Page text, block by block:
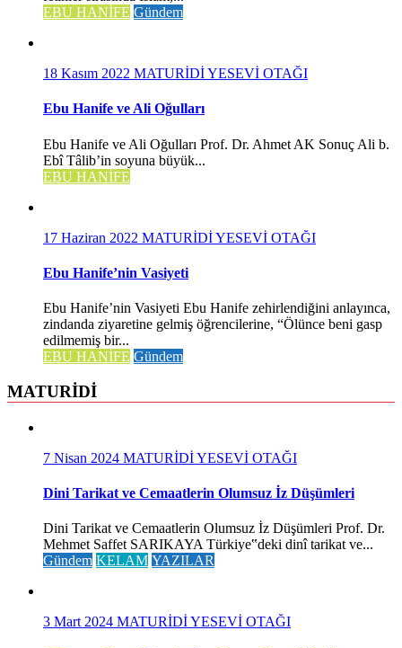
EBU HANİFE Gündem
18 Kasım 2022 MATURİDİ YESEVİ OTAĞI
Ebu Hanife ve Ali Oğulları
Ebu Hanife ve Ali Oğulları Prof. Dr. Ahmet AK Sonuç Ali b.
Ebî Tâlib’in soyuna büyük...
EBU HANİFE
17 Haziran 2022 MATURİDİ YESEVİ OTAĞI
Ebu Hanife’nin Vasiyeti
Ebu Hanife’nin Vasiyeti Ebu Hanife zehirlendiğini anlayınca,
zindanda ziyaretine gelmiş öğrencilerine, “Ölünce beni gasp
edilmemiş bir...
EBU HANİFE Gündem
MATURİDİ
7 Nisan 2024 MATURİDİ YESEVİ OTAĞI
Dini Tarikat ve Cemaatlerin Olumsuz İz Düşümleri
Dini Tarikat ve Cemaatlerin Olumsuz İz Düşümleri Prof. Dr.
Mehmet Saffet SARIKAYA Türkiye‟deki dinî tarikat ve...
Gündem KELAM YAZILAR
3 Mart 2024 MATURİDİ YESEVİ OTAĞI